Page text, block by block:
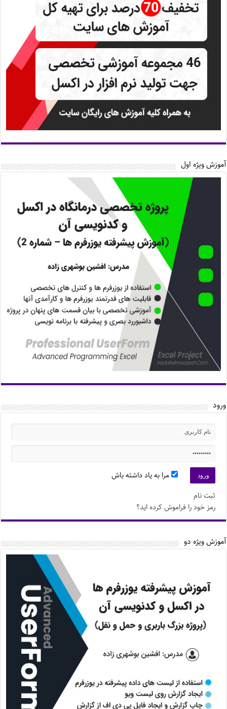
آموزش ویژه اول
ورود
مرا به یاد داشته باش
ثبت نام
رمز خود را فراموش کرده اید؟
آموزش ویژه دو